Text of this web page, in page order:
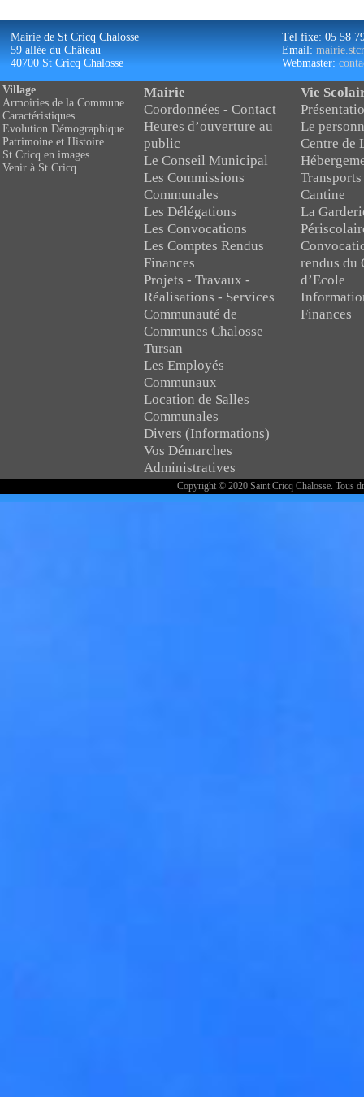
Mairie de St Cricq Chalosse
59 allée du Château
40700 St Cricq Chalosse
Tél fixe: 05 58
Email:
Webmaster:
Village
Armoiries de la Commune
Caractéristiques
Evolution Démographique
Patrimoine et Histoire
St Cricq en images
Venir à St Cricq
Mairie
Coordonnées - Contact
Heures d’ouverture au
public
Le Conseil Municipal
Les Commissions
Communales
Les Délégations
Les Convocations
Les Comptes Rendus
Finances
Projets - Travaux -
Réalisations - Services
Communauté de
Communes Chalosse
Tursan
Les Employés
Communaux
Location de Salles
Communales
Divers (Informations)
Vos Démarches
Administratives
Vie
Le
Centre de
Cantine
La
rendus du
d’Ecole
Finances
Copyright © 2020 Saint Cricq Chalosse. Tous